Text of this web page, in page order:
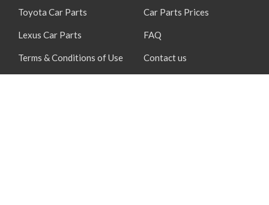
Toyota Car Parts
Lexus Car Parts
Terms & Conditions of Use
Car Parts Prices
FAQ
Contact us